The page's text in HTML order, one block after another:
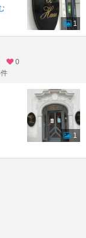
1
0
1